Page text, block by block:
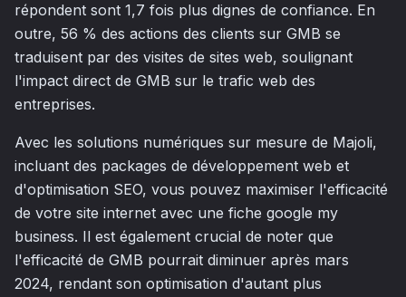
répondent sont 1,7 fois plus dignes de confiance. En
outre, 56 % des actions des clients sur GMB se
traduisent par des visites de sites web, soulignant
l'impact direct de GMB sur le trafic web des
entreprises.
Avec les solutions numériques sur mesure de Majoli,
incluant des packages de développement web et
d'optimisation SEO, vous pouvez maximiser l'efficacité
de votre site internet avec une fiche google my
business. Il est également crucial de noter que
l'efficacité de GMB pourrait diminuer après mars
2024, rendant son optimisation d'autant plus